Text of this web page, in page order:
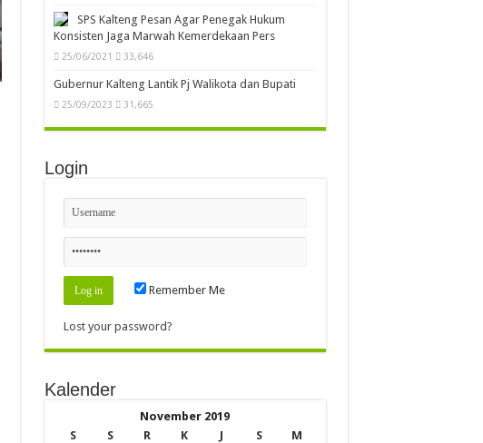
SPS Kalteng Pesan Agar Penegak Hukum
Konsisten Jaga Marwah Kemerdekaan Pers
25/06/2021 33,646
Gubernur Kalteng Lantik Pj Walikota dan Bupati
25/09/2023 31,665
Login
Remember Me
Lost your password?
Kalender
November 2019
S
S R K J S
M